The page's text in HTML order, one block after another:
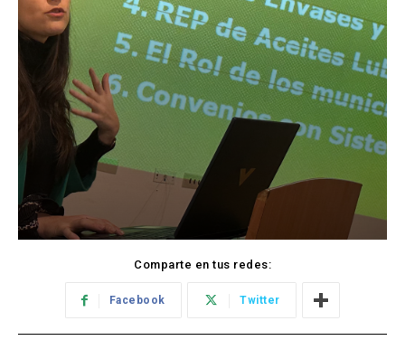
Comparte en tus redes:
Facebook Twitter